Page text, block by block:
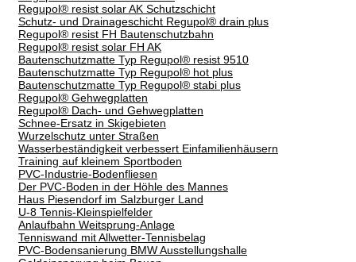
Regupol® resist solar AK Schutzschicht
Schutz- und Drainageschicht Regupol® drain plus
Regupol® resist FH Bautenschutzbahn
Regupol® resist solar FH AK
Bautenschutzmatte Typ Regupol® resist 9510
Bautenschutzmatte Typ Regupol® hot plus
Bautenschutzmatte Typ Regupol® stabi plus
Regupol® Gehwegplatten
Regupol® Dach- und Gehwegplatten
Schnee-Ersatz in Skigebieten
Wurzelschutz unter Straßen
Wasserbeständigkeit verbessert Einfamilienhäusern
Training auf kleinem Sportboden
PVC-Industrie-Bodenfliesen
Der PVC-Boden in der Höhle des Mannes
Haus Piesendorf im Salzburger Land
U-8 Tennis-Kleinspielfelder
Anlaufbahn Weitsprung-Anlage
Tenniswand mit Allwetter-Tennisbelag
PVC-Bodensanierung BMW Ausstellungshalle